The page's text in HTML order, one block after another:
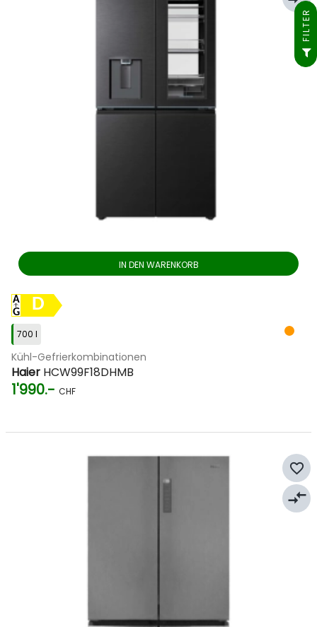
IN DEN WARENKORB
D
700 l
Kühl-Gefrierkombinationen
Haier HCW99F18DHMB
1'990.- CHF
favorite_border
compare_arrows
FILTER